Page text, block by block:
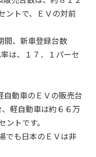
ントで、ＥＶの対前
間、新車登録台数
は、１７．１パーセ
自動車のＥＶの販売台
軽自動車は約６６万
トです。
でも日本のＥＶは非